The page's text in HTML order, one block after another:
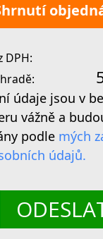
DPH:
údaje jsou v
vážně a
podle mých
údajů.